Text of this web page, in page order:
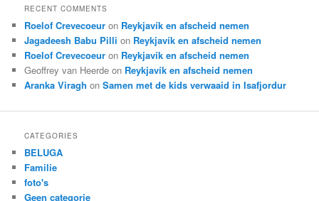
RECENT COMMENTS
Roelof Crevecoeur on Reykjavík en afscheid nemen
Jagadeesh Babu Pilli on Reykjavík en afscheid nemen
Roelof Crevecoeur on Reykjavík en afscheid nemen
Geoffrey van Heerde on Reykjavík en afscheid nemen
Aranka Viragh onSamen met de kids verwaaid in Isafjordur
CATEGORIES
BELUGA
Familie
foto's
Geen categorie